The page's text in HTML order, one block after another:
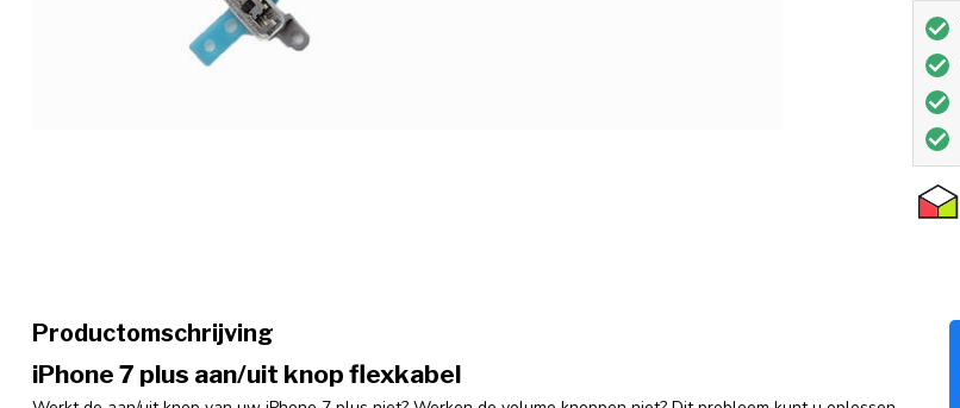
Productomschrijving
iPhone 7 plus aan/uit knop flexkabel